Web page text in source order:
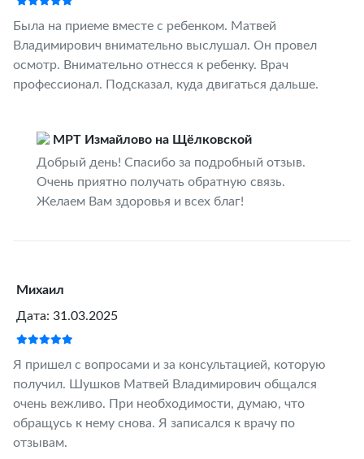
Была на приеме вместе с ребенком. Матвей
Владимирович внимательно выслушал. Он провел
осмотр. Внимательно отнесся к ребенку. Врач
профессионал. Подсказал, куда двигаться дальше.
МРТ Измайлово на Щёлковской
Добрый день! Спасибо за подробный отзыв.
Очень приятно получать обратную связь.
Желаем Вам здоровья и всех благ!
Михаил
Дата: 31.03.2025
Я пришел с вопросами и за консультацией, которую
получил. Шушков Матвей Владимирович общался
очень вежливо. При необходимости, думаю, что
обращусь к нему снова. Я записался к врачу по
отзывам.